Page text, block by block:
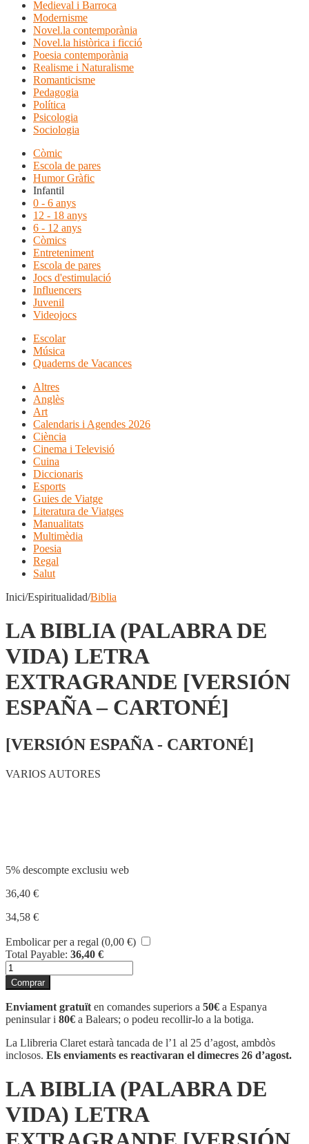
Medieval i Barroca
Modernisme
Novel.la contemporània
Novel.la històrica i ficció
Poesia contemporània
Realisme i Naturalisme
Romanticisme
Pedagogia
Política
Psicologia
Sociologia
Còmic
Escola de pares
Humor Gràfic
Infantil
0 - 6 anys
12 - 18 anys
6 - 12 anys
Còmics
Entreteniment
Escola de pares
Jocs d'estimulació
Influencers
Juvenil
Videojocs
Escolar
Música
Quaderns de Vacances
Altres
Anglès
Art
Calendaris i Agendes 2026
Ciència
Cinema i Televisió
Cuina
Diccionaris
Esports
Guies de Viatge
Literatura de Viatges
Manualitats
Multimèdia
Poesia
Regal
Salut
Inici/Espiritualidad/Biblia
LA BIBLIA (PALABRA DE
VIDA) LETRA
EXTRAGRANDE [VERSIÓN
ESPAÑA – CARTONÉ]
[VERSIÓN ESPAÑA - CARTONÉ]
VARIOS AUTORES
5% descompte exclusiu web
36,40 €
34,58 €
Embolicar per a regal (0,00 €)
Total Payable: 36,40 €
quantitat
de
LA
BIBLIA
(PALABRA
DE
VIDA)
LETRA
ESPAÑA
CARTONÉ]
Comprar
Enviament gratuït en comandes superiors a 50€ a Espanya
peninsular i 80€ a Balears; o podeu recollir-lo a la botiga.
La Llibreria Claret estarà tancada de l’1 al 25 d’agost, ambdòs
inclosos. Els enviaments es reactivaran el dimecres 26 d’agost.
LA BIBLIA (PALABRA DE
VIDA) LETRA